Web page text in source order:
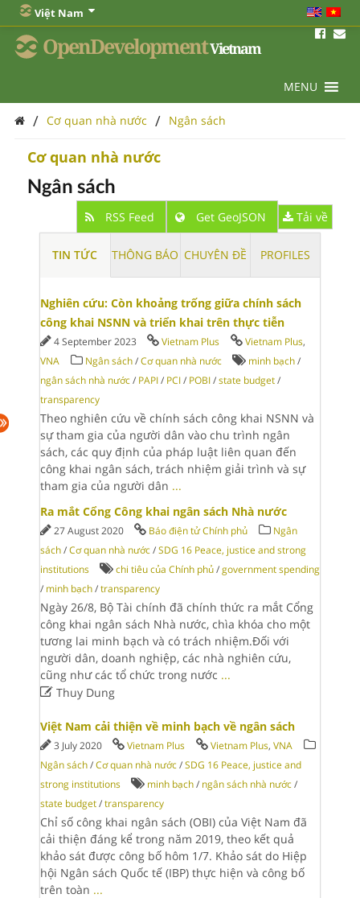
Việt Nam
OpenDevelopmentVietnam
MENU
/ Cơ quan nhà nước / Ngân sách
Cơ quan nhà nước
Ngân sách
RSS Feed Get GeoJSON Tải về
TIN TỨC THÔNG BÁO CHUYÊN ĐỀ PROFILES
Nghiên cứu: Còn khoảng trống giữa chính sách
công khai NSNN và triển khai trên thực tiễn
4 September 2023 Vietnam Plus Vietnam Plus,
VNA
Ngân sách /Cơ quan nhà nước minh bạch /
ngân sách nhà nước / PAPI / PCI / POBI /state budget /
transparency
Theo nghiên cứu về chính sách công khai NSNN và
sự tham gia của người dân vào chu trình ngân
sách, các quy định của pháp luật liên quan đến
công khai ngân sách, trách nhiệm giải trình và sự
tham gia của người dân ...
Ra mắt Cổng Công khai ngân sách Nhà nước
27 August 2020 Báo điện tử Chính phủ
Ngân
sách /Cơ quan nhà nước /SDG 16 Peace, justice and strong
institutions
chi tiêu của Chính phủ /government spending
/ minh bạch /transparency
Ngày 26/8, Bộ Tài chính đã chính thức ra mắt Cổng
công khai ngân sách Nhà nước, chìa khóa cho một
tương lai minh bạch và có trách nhiệm.Đối với
người dân, doanh nghiệp, các nhà nghiên cứu,
cũng như các tổ chức trong nước ...
Thuy Dung
Việt Nam cải thiện về minh bạch về ngân sách
3 July 2020 Vietnam Plus Vietnam Plus, VNA
Ngân sách /Cơ quan nhà nước /SDG 16 Peace, justice and
strong institutions
minh bạch / ngân sách nhà nước /
state budget /transparency
Chỉ số công khai ngân sách (OBI) của Việt Nam đã
cải thiện đáng kể trong năm 2019, theo kết quả
khảo sát được công bố hôm 1/7. Khảo sát do Hiệp
hội Ngân sách Quốc tế (IBP) thực hiện và công bố
trên toàn ...